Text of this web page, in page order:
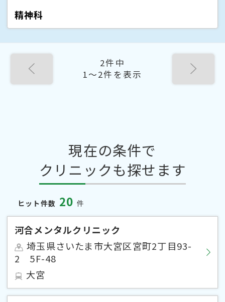
精神科
2件中
1〜2件を表示
現在の条件で
クリニックも探せます
ヒット件数 20 件
河合メンタルクリニック
埼玉県さいたま市大宮区宮町2丁目93-
2 5F-48
大宮